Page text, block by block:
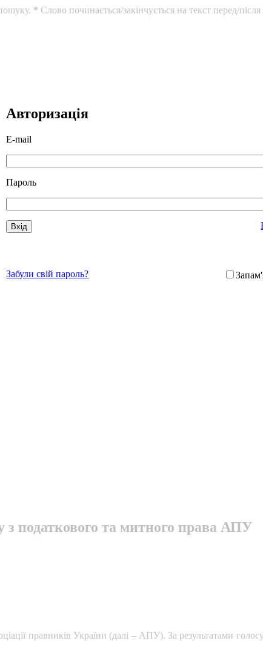
* Слово починається/закінчується на текст перед/
Авторизація
E-mail
Пароль
Забули свій пароль?
податкового та митного права АПУ
правників України (далі – АПУ). За результатами